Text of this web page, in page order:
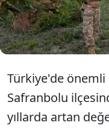
Gece
hırsızlara göz
Türkiye'de
Safranbolu
yıllarda artan